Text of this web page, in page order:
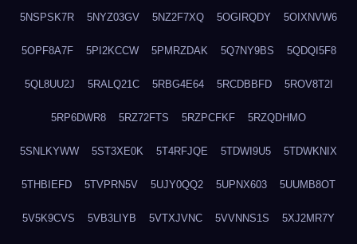
5NSPSK7R 5NYZ03GV 5NZ2F7XQ 5OGIRQDY 5OIXNVW6
5OPF8A7F 5PI2KCCW 5PMRZDAK 5Q7NY9BS 5QDQI5F8
5QL8UU2J 5RALQ21C 5RBG4E64 5RCDBBFD 5ROV8T2I
5RP6DWR8 5RZ72FTS 5RZPCFKF 5RZQDHMO
5SNLKYWW 5ST3XE0K 5T4RFJQE 5TDWI9U5 5TDWKNIX
5THBIEFD 5TVPRN5V 5UJY0QQ2 5UPNX603 5UUMB8OT
5V5K9CVS 5VB3LIYB 5VTXJVNC 5VVNNS1S 5XJ2MR7Y